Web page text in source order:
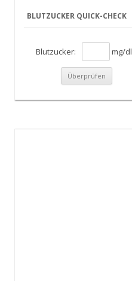
BLUTZUCKER QUICK-CHECK
Blutzucker: mg/dl